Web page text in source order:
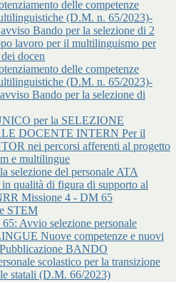
delle competenze
(D.M. n. 65/2023)-
Bando per la selezione di 2
lavoro per il multilinguismo per
docen
delle competenze
(D.M. n. 65/2023)-
Bando per la selezione di
per la SELEZIONE
DOCENTE INTERN Per il
nei percorsi afferenti al progetto
e multilingue
selezione del personale ATA
qualità di figura di supporto al
Missione 4 - DM 65
STEM
Avvio selezione personale
Nuove competenze e nuovi
BANDO
scolastico per la transizione
statali (D.M. 66/2023)